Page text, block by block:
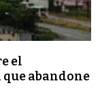
el
abandone